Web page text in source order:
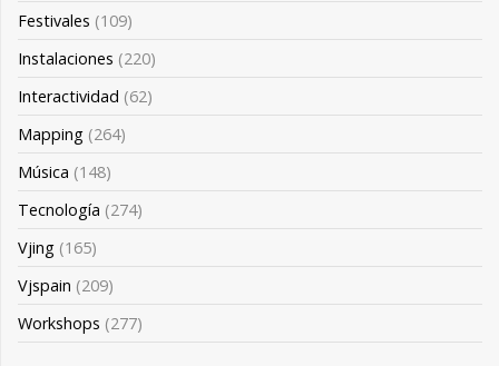
Festivales (109)
Instalaciones (220)
Interactividad (62)
Mapping (264)
Música (148)
Tecnología (274)
Vjing (165)
Vjspain (209)
Workshops (277)